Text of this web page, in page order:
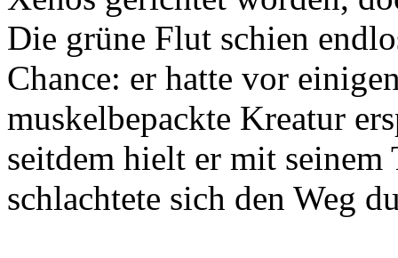
Die grüne Flut schien
Chance: er hatte vor
muskelbepackte Kreatur
seitdem hielt er mit
schlachtete sich den Weg